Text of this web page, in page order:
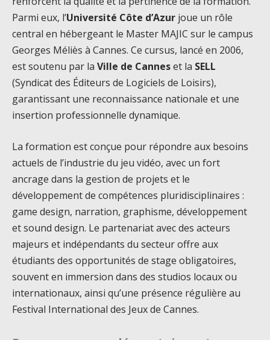
Parmi eux, l’Université Côte d’Azur joue un rôle
central en hébergeant le Master MAJIC sur le campus
Georges Méliès à Cannes. Ce cursus, lancé en 2006,
est soutenu par la Ville de Canneset la SELL
(Syndicat des Éditeurs de Logiciels de Loisirs),
garantissant une reconnaissance nationale et une
insertion professionnelle dynamique.
La formation est conçue pour répondre aux besoins
actuels de l’industrie du jeu vidéo, avec un fort
ancrage dans la gestion de projets et le
développement de compétences pluridisciplinaires :
game design, narration, graphisme, développement
et sound design. Le partenariat avec des acteurs
majeurs et indépendants du secteur offre aux
étudiants des opportunités de stage obligatoires,
souvent en immersion dans des studios locaux ou
internationaux, ainsi qu’une présence régulière au
Festival International des Jeux de Cannes.